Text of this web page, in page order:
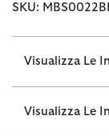
SKU:
Visualizza Le
Visualizza Le